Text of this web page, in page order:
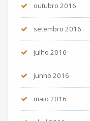
outubro 2016
setembro 2016
julho 2016
junho 2016
maio 2016